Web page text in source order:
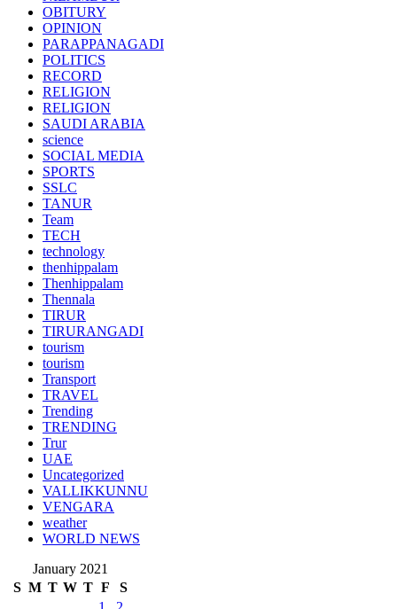
OBITURY
OPINION
PARAPPANAGADI
POLITICS
RECORD
RELIGION
RELIGION
SAUDI ARABIA
science
SOCIAL MEDIA
SPORTS
SSLC
TANUR
Team
TECH
technology
thenhippalam
Thenhippalam
Thennala
TIRUR
TIRURANGADI
tourism
tourism
Transport
TRAVEL
Trending
TRENDING
Trur
UAE
Uncategorized
VALLIKKUNNU
VENGARA
weather
WORLD NEWS
January 2021
S M T W T F
S